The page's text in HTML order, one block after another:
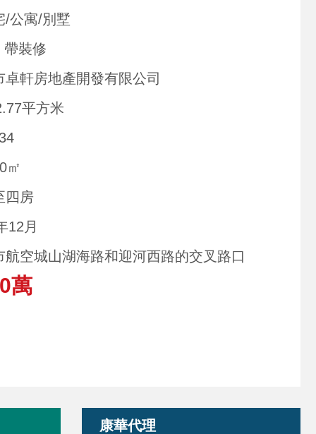
/公寓/別墅
帶裝修
卓軒房地產開發有限公司
平方米
㎡
四房
12月
航空城山湖海路和迎河西路的交叉路口
萬
康華代理